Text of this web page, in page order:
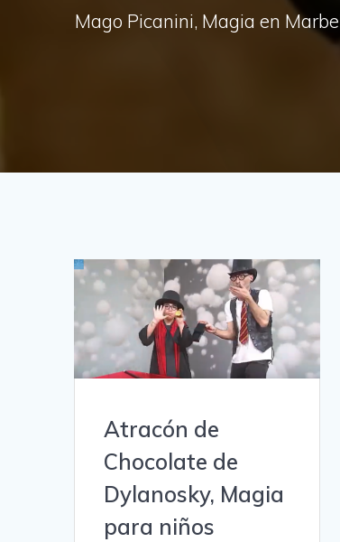
Mago Picanini, Magia en
Atracón de
Chocolate de
Dylanosky, Magia
para niños